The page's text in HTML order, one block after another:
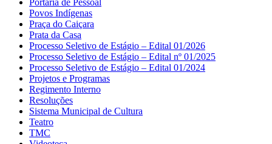
Povos Indígenas
Praça do Caiçara
Prata da Casa
Processo Seletivo de Estágio – Edital 01/2026
Processo Seletivo de Estágio – Edital nº 01/2025
Processo Seletivo de Estágio – Edital 01/2024
Projetos e Programas
Regimento Interno
Resoluções
Sistema Municipal de Cultura
Teatro
TMC